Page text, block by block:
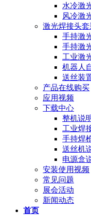
水冷激
风冷激
激光焊接头套
手持激
手持激
工业激
机器人
送丝装
产品在线购买
应用视频
下载中心
整机说
工业焊
手持焊
送丝机
电源盒
安装使用视频
常见问题
展会活动
新闻动态
首页